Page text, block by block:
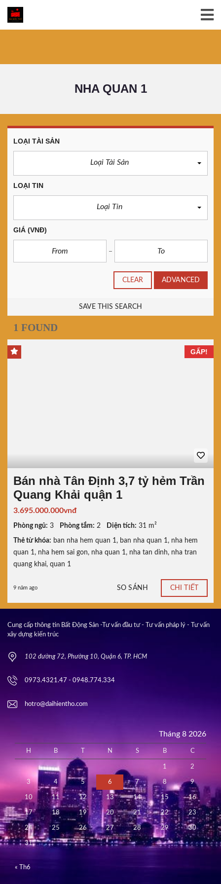
NHA QUAN 1
LOẠI TÀI SẢN
Loại Tài Sản
LOẠI TIN
Loại Tin
GIÁ (VNĐ)
CLEAR ADVANCED
SAVE THIS SEARCH
1 FOUND
GẤP!
Bán nhà Tân Định 3,7 tỷ hẻm Trần
Quang Khải quận 1
3.695.000.000vnđ
Phòng ngủ: 3 Phòng tắm: 2 Diện tích: 31 m²
Thẻ từ khóa: ban nha hem quan 1, ban nha quan 1, nha hem
quan 1, nha hem sai gon, nha quan 1, nha tan dinh, nha tran
quang khai, quan 1
9 năm ago SO SÁNH CHI TIẾT
Cung cấp thông tin Bất Động Sản -Tư vấn đầu tư - Tư vấn pháp lý - Tư vấn
xây dựng kiến trúc
102 đường 72, Phường 10, Quận 6, TP. HCM
0973.4321.47 - 0948.774.334
hotro@daihientho.com
Tháng 8 2026
H B N S B C
1 2
3 4 5 6 7 8 9
10 11 12 13 14 15 16
17 18 19 20 21 22 23
24 25 26 27 28 29 30
31
« Th6